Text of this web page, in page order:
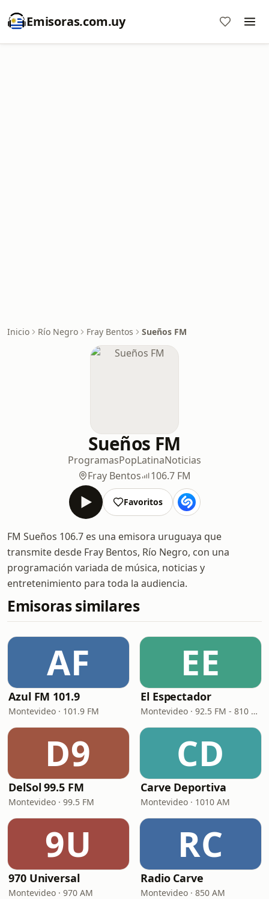
Emisoras.com.uy
Inicio Río Negro Fray Bentos Sueños FM
Sueños FM
ProgramasPopLatinaNoticias
Fray Bentos
106.7 FM
Favoritos
FM Sueños 106.7 es una emisora uruguaya que
transmite desde Fray Bentos, Río Negro, con una
programación variada de música, noticias y
entretenimiento para toda la audiencia.
Emisoras similares
AF
Azul FM 101.9
Montevideo · 101.9 FM
EE
El Espectador
Montevideo · 92.5 FM - 810 AM
D9
DelSol 99.5 FM
Montevideo · 99.5 FM
CD
Carve Deportiva
Montevideo · 1010 AM
9U
970 Universal
Montevideo · 970 AM
RC
Radio Carve
Montevideo · 850 AM